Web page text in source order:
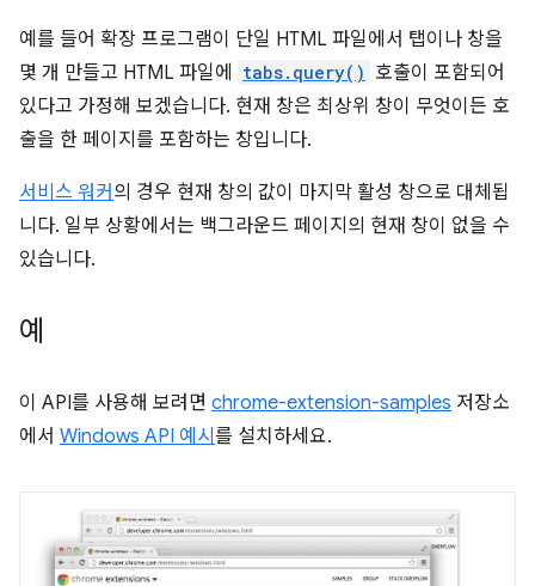
예를 들어 확장 프로그램이 단일 HTML 파일에서 탭이나 창을
몇 개 만들고 HTML 파일에
tabs.query() 호출이 포함되어
있다고 가정해 보겠습니다. 현재 창은 최상위 창이 무엇이든 호
출을 한 페이지를 포함하는 창입니다.
서비스 워커 의 경우 현재 창의 값이 마지막 활성 창으로 대체됩
니다. 일부 상황에서는 백그라운드 페이지의 현재 창이 없을 수
있습니다.
예
이 API를 사용해 보려면 chrome-extension-samples 저장소
에서 Windows API 예시 를 설치하세요.